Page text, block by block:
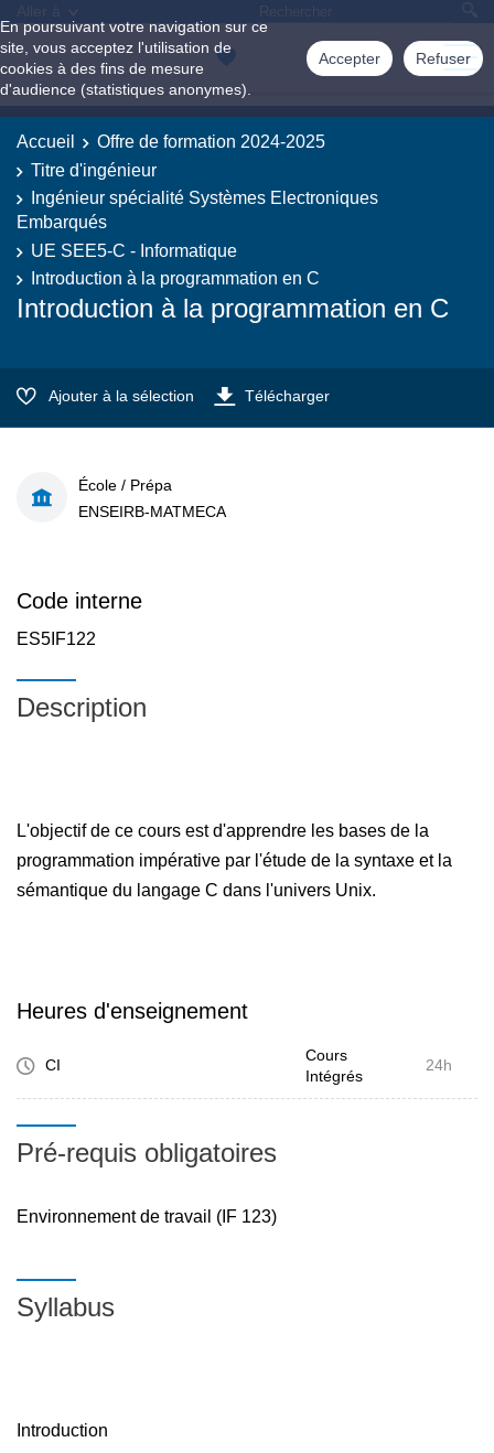
En poursuivant votre navigation sur ce
site, vous acceptez l'utilisation de
cookies à des fins de mesure
d'audience (statistiques anonymes).
Accepter Refuser
Aller à
Accueil
Offre de formation 2024-2025
Titre d'ingénieur
Ingénieur spécialité Systèmes Electroniques
Embarqués
UE SEE5-C - Informatique
Introduction à la programmation en C
Introduction à la programmation en C
Ajouter à la sélection Télécharger
École / Prépa
ENSEIRB-MATMECA
Code interne
ES5IF122
Description
L'objectif de ce cours est d'apprendre les bases de la
programmation impérative par l'étude de la syntaxe et la
sémantique du langage C dans l'univers Unix.
Heures d'enseignement
CI
Cours
Intégrés
24h
Pré-requis obligatoires
Environnement de travail (IF 123)
Syllabus
Introduction